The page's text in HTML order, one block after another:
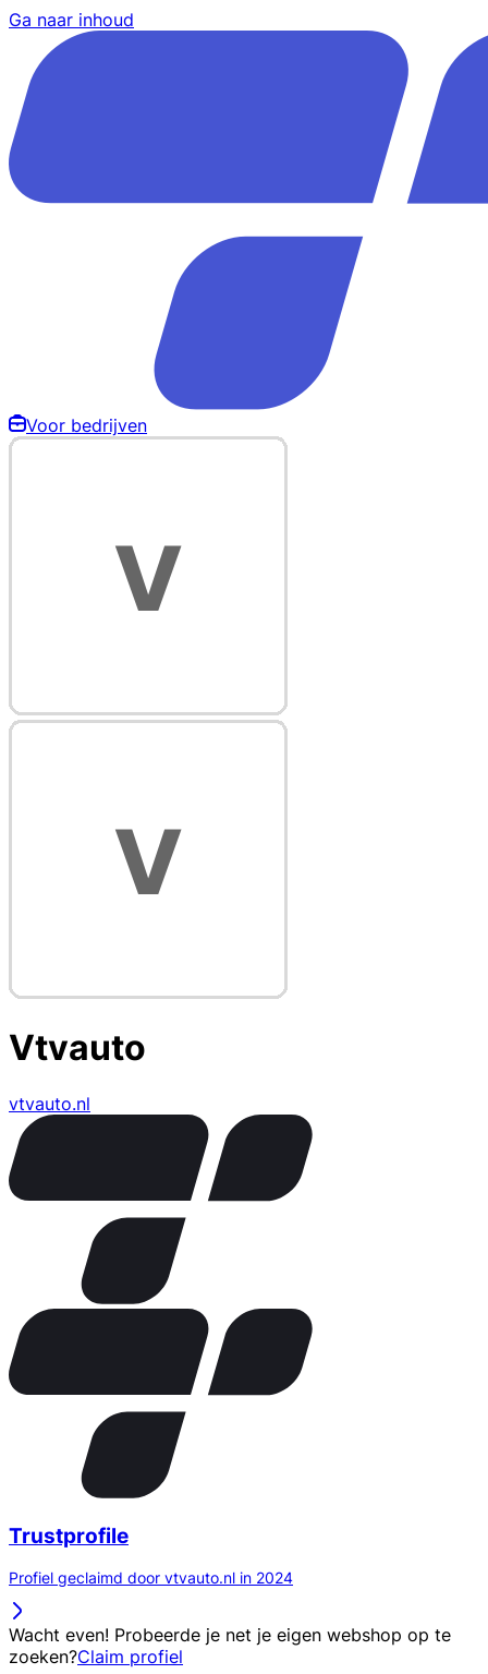
Ga naar inhoud
Voor bedrijven
Vtvauto
vtvauto.nl
Trustprofile
Profiel geclaimd door vtvauto.nl in 2024
Wacht even! Probeerde je net je eigen webshop op te
zoeken?Claim profiel